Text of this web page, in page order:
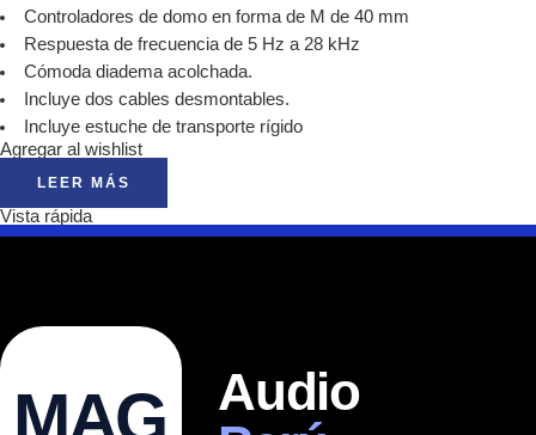
Controladores de domo en forma de M de 40 mm
Respuesta de frecuencia de 5 Hz a 28 kHz
Cómoda diadema acolchada.
Incluye dos cables desmontables.
Incluye estuche de transporte rígido
Agregar al wishlist
LEER MÁS
Vista rápida
MAG
Audio